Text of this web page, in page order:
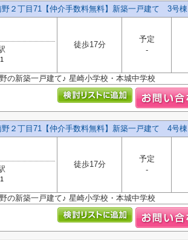
野２丁目71【仲介手数料無料】新築一戸建て 3号棟
徒歩17分
予定
-
新築一戸建て♪ 星崎小学校・本城中学校
野２丁目71【仲介手数料無料】新築一戸建て 4号棟
徒歩17分
予定
-
新築一戸建て♪ 星崎小学校・本城中学校